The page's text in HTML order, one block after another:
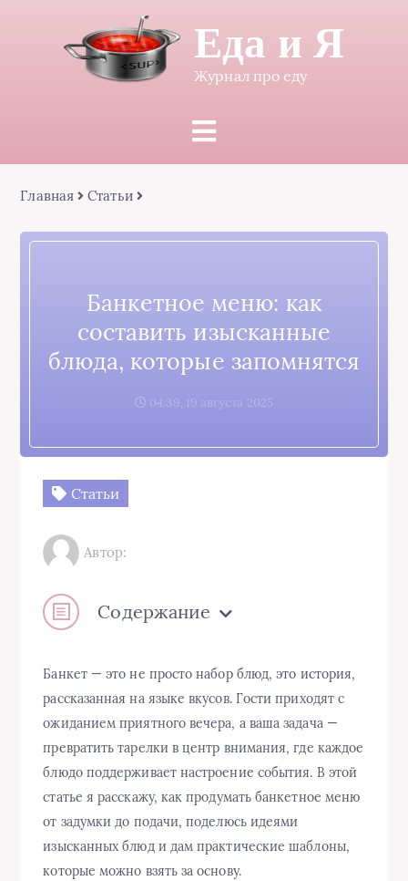
Еда и Я
Журнал про еду
Главная Статьи
Банкетное меню: как
составить изысканные
блюда, которые запомнятся
04:39, 19 августа 2025
Статьи
Автор:
Содержание
Банкет — это не просто набор блюд, это история,
рассказанная на языке вкусов. Гости приходят с
ожиданием приятного вечера, а ваша задача —
превратить тарелки в центр внимания, где каждое
блюдо поддерживает настроение события. В этой
статье я расскажу, как продумать банкетное меню
от задумки до подачи, поделюсь идеями
изысканных блюд и дам практические шаблоны,
которые можно взять за основу.